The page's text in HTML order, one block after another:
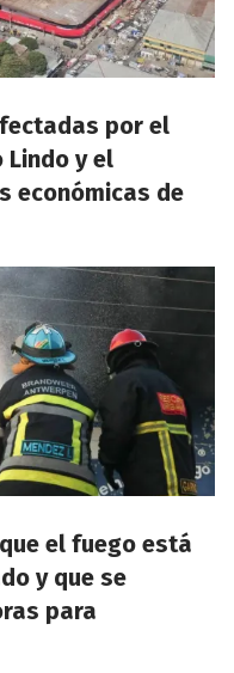
por el
Lindo y el
económicas de
el fuego está
y que se
para